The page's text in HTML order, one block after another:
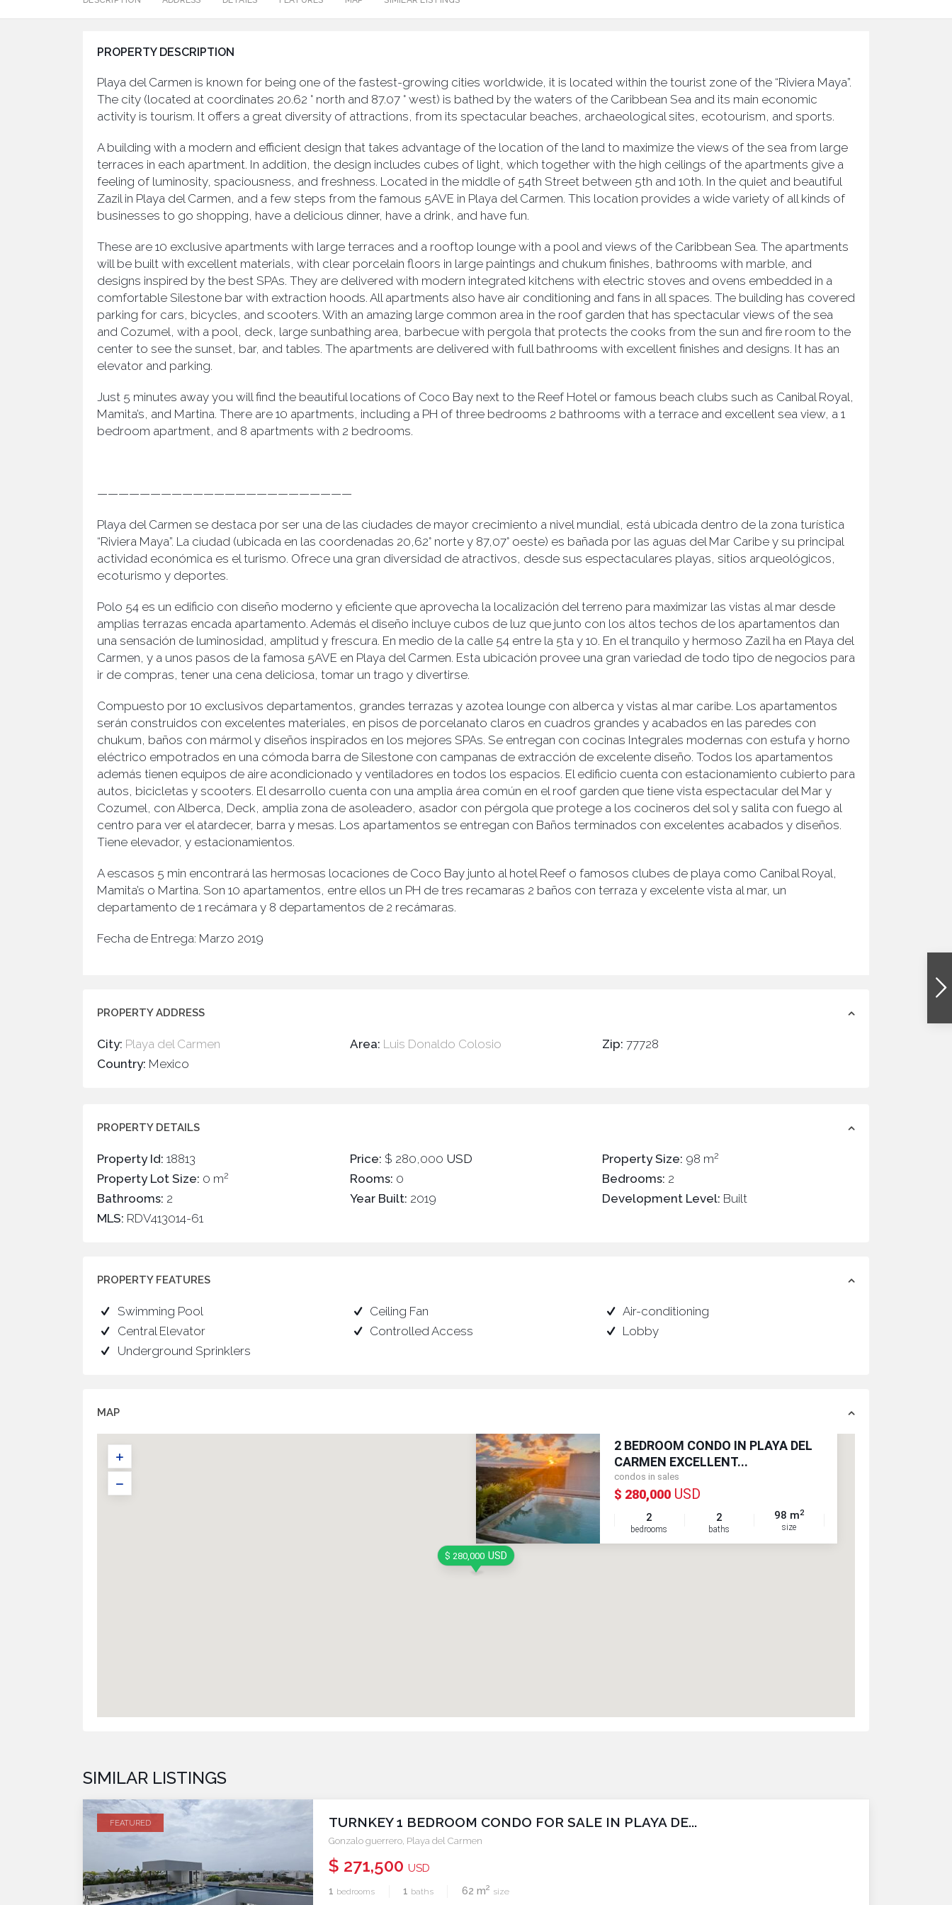
PROPERTY DESCRIPTION
Playa del Carmen is known for being one of the fastest-growing cities worldwide, it is located within the tourist zone of the “Riviera Maya”.
The city (located at coordinates 20.62 ° north and 87.07 ° west) is bathed by the waters of the Caribbean Sea and its main economic
activity is tourism. It offers a great diversity of attractions, from its spectacular beaches, archaeological sites, ecotourism, and sports.
A building with a modern and efficient design that takes advantage of the location of the land to maximize the views of the sea from large
terraces in each apartment. In addition, the design includes cubes of light, which together with the high ceilings of the apartments give a
feeling of luminosity, spaciousness, and freshness. Located in the middle of 54th Street between 5th and 10th. In the quiet and beautiful
Zazil in Playa del Carmen, and a few steps from the famous 5AVE in Playa del Carmen. This location provides a wide variety of all kinds of
businesses to go shopping, have a delicious dinner, have a drink, and have fun.
These are 10 exclusive apartments with large terraces and a rooftop lounge with a pool and views of the Caribbean Sea. The apartments
will be built with excellent materials, with clear porcelain floors in large paintings and chukum finishes, bathrooms with marble, and
designs inspired by the best SPAs. They are delivered with modern integrated kitchens with electric stoves and ovens embedded in a
comfortable Silestone bar with extraction hoods. All apartments also have air conditioning and fans in all spaces. The building has covered
parking for cars, bicycles, and scooters. With an amazing large common area in the roof garden that has spectacular views of the sea
and Cozumel, with a pool, deck, large sunbathing area, barbecue with pergola that protects the cooks from the sun and fire room to the
center to see the sunset, bar, and tables. The apartments are delivered with full bathrooms with excellent finishes and designs. It has an
elevator and parking.
Just 5 minutes away you will find the beautiful locations of Coco Bay next to the Reef Hotel or famous beach clubs such as Canibal Royal,
Mamita’s, and Martina. There are 10 apartments, including a PH of three bedrooms 2 bathrooms with a terrace and excellent sea view, a 1
bedroom apartment, and 8 apartments with 2 bedrooms.
————————————————————————
Playa del Carmen se destaca por ser una de las ciudades de mayor crecimiento a nivel mundial, está ubicada dentro de la zona turística
“Riviera Maya”. La ciudad (ubicada en las coordenadas 20,62° norte y 87,07° oeste) es bañada por las aguas del Mar Caribe y su principal
actividad económica es el turismo. Ofrece una gran diversidad de atractivos, desde sus espectaculares playas, sitios arqueológicos,
ecoturismo y deportes.
Polo 54 es un edificio con diseño moderno y eficiente que aprovecha la localización del terreno para maximizar las vistas al mar desde
amplias terrazas encada apartamento. Además el diseño incluye cubos de luz que junto con los altos techos de los apartamentos dan
una sensación de luminosidad, amplitud y frescura. En medio de la calle 54 entre la 5ta y 10. En el tranquilo y hermoso Zazil ha en Playa del
Carmen, y a unos pasos de la famosa 5AVE en Playa del Carmen. Esta ubicación provee una gran variedad de todo tipo de negocios para
ir de compras, tener una cena deliciosa, tomar un trago y divertirse.
Compuesto por 10 exclusivos departamentos, grandes terrazas y azotea lounge con alberca y vistas al mar caribe. Los apartamentos
serán construidos con excelentes materiales, en pisos de porcelanato claros en cuadros grandes y acabados en las paredes con
chukum, baños con mármol y diseños inspirados en los mejores SPAs. Se entregan con cocinas Integrales modernas con estufa y horno
eléctrico empotrados en una cómoda barra de Silestone con campanas de extracción de excelente diseño. Todos los apartamentos
además tienen equipos de aire acondicionado y ventiladores en todos los espacios. El edificio cuenta con estacionamiento cubierto para
autos, bicicletas y scooters. El desarrollo cuenta con una amplia área común en el roof garden que tiene vista espectacular del Mar y
Cozumel, con Alberca, Deck, amplia zona de asoleadero, asador con pérgola que protege a los cocineros del sol y salita con fuego al
centro para ver el atardecer, barra y mesas. Los apartamentos se entregan con Baños terminados con excelentes acabados y diseños.
Tiene elevador, y estacionamientos.
A escasos 5 min encontrará las hermosas locaciones de Coco Bay junto al hotel Reef o famosos clubes de playa como Canibal Royal,
Mamita’s o Martina. Son 10 apartamentos, entre ellos un PH de tres recamaras 2 baños con terraza y excelente vista al mar, un
departamento de 1 recámara y 8 departamentos de 2 recámaras.
Fecha de Entrega: Marzo 2019
PROPERTY ADDRESS
City: Playa del Carmen Area: Luis Donaldo Colosio Zip: 77728
Country: Mexico
PROPERTY DETAILS
Property Id: 18813 Price: $ 280,000 USD Property Size: 98 m2
Property Lot Size: 0 m2 Rooms: 0 Bedrooms: 2
Bathrooms: 2 Year Built: 2019 Development Level: Built
MLS: RDV413014-61
PROPERTY FEATURES
Swimming Pool Ceiling Fan
Air-conditioning
Central Elevator
Controlled Access
Lobby
Underground Sprinklers
MAP
$ 280,000 USD
2 BEDROOM CONDO IN PLAYA DEL
CARMEN EXCELLENT...
condos in sales
$ 280,000 USD
2
bedrooms
2
baths
98 m2
size
SIMILAR LISTINGS
FEATURED TURNKEY 1 BEDROOM CONDO FOR SALE IN PLAYA DE...
Gonzalo guerrero, Playa del Carmen
$ 271,500 USD
1 bedrooms 1 baths 62 m2 size